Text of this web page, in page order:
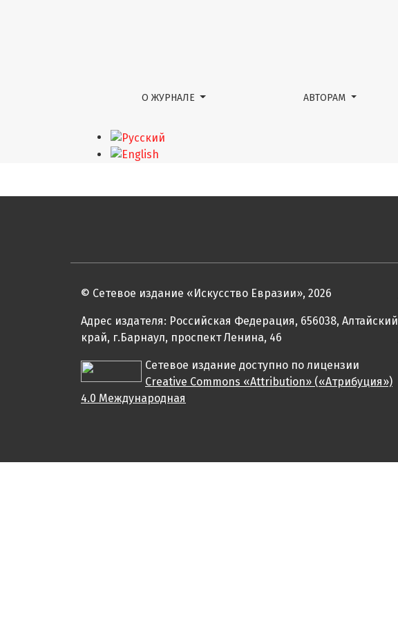
О ЖУРНАЛЕ АВТОРАМ
© Сетевое издание «Искусство Евразии», 2026
Адрес издателя: Российская Федерация, 656038, Алтайский
край, г.Барнаул, проспект Ленина, 46
Сетевое издание доступно по лицензии
Creative Commons «Attribution» («Атрибуция»)
4.0 Международная